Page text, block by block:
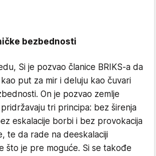
bezbednosti
Si je pozvao članice BRIKS-a da
put za mir i deluju kao čuvari
On je pozvao zemlje
pridržavaju tri principa: bez širenja
eskalacije borbi i bez provokacija
te da rade na deeskalaciji
što je pre moguće. Si se takođe